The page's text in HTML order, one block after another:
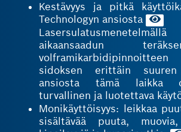
Kestävyys ja pitkä
Technologyn ansiosta
Lasersulatusmenetelmällä
aikaansaadun
sidoksen erittäin
ansiosta tämä laikka
turvallinen ja luotettava
Monikäyttöisyys: leikkaa
sisältävää puuta,